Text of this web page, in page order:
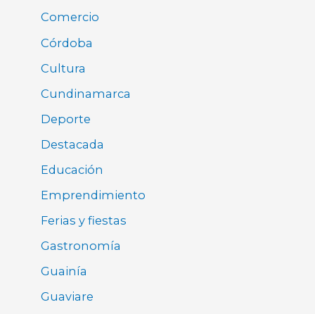
Comercio
Córdoba
Cultura
Cundinamarca
Deporte
Destacada
Educación
Emprendimiento
Ferias y fiestas
Gastronomía
Guainía
Guaviare